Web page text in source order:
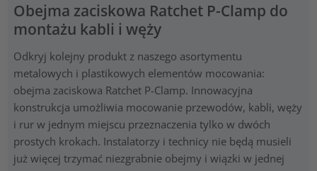
Obejma zaciskowa Ratchet P-Clamp do
montażu kabli i węży
Odkryj kolejny produkt z naszego asortymentu
metalowych i plastikowych elementów mocowania:
obejma zaciskowa Ratchet P-Clamp. Innowacyjna
konstrukcja umożliwia mocowanie przewodów, kabli, węży
i rur w jednym miejscu przeznaczenia tylko w dwóch
prostych krokach. Instalatorzy i technicy nie będą musieli
już więcej trzymać niezgrabnie obejmy i wiązki w jednej